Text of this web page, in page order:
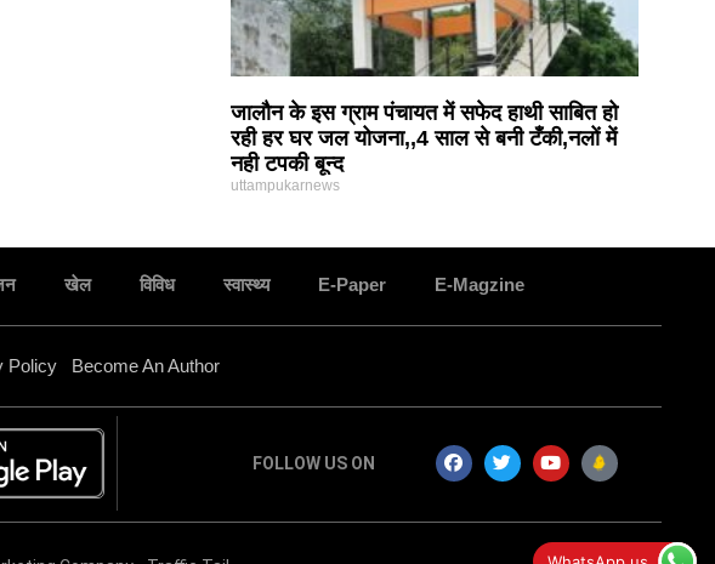
जालौन के इस ग्राम पंचायत में सफेद हाथी साबित हो
रही हर घर जल योजना,,4 साल से बनी टँकी,नलों में
नही टपकी बून्द
uttampukarnews
खेल विविध स्वास्थ्य E-Paper E-Magzine
Policy Become An Author
FOLLOW US ON
व्यायामशाला बनवाने की बारिश में चकरोड पर भर जाता है पानी,,ग्रामीणों ने एसडीएम